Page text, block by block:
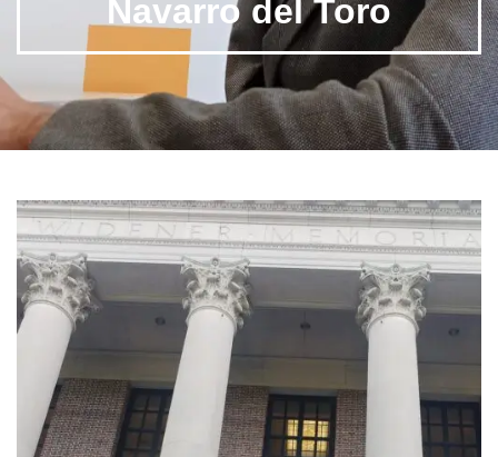
Navarro del Toro